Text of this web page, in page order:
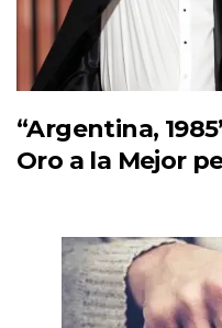
“Argentina,
Oro a la Mejor